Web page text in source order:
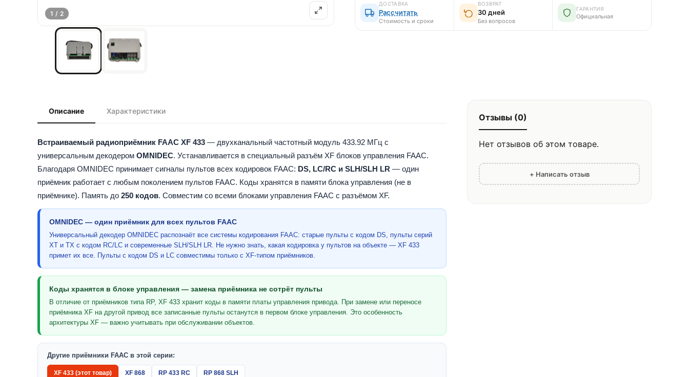
1 / 2
ДОСТАВКА
Рассчитать
Стоимость и сроки
ВОЗВРАТ
30 дней
Без вопросов
ГАРАНТИЯ
Официальная
Описание Характеристики
Встраиваемый радиоприёмник FAAC XF 433 — двухканальный частотный модуль 433.92 МГц с
универсальным декодером OMNIDEC. Устанавливается в специальный разъём XF блоков управления FAAC.
Благодаря OMNIDEC принимает сигналы пультов всех кодировок FAAC: DS, LC/RC и SLH/SLH LR — один
приёмник работает с любым поколением пультов FAAC. Коды хранятся в памяти блока управления (не в
приёмнике). Память до 250 кодов. Совместим со всеми блоками управления FAAC с разъёмом XF.
OMNIDEC — один приёмник для всех пультов FAAC
Универсальный декодер OMNIDEC распознаёт все системы кодирования FAAC: старые пульты с кодом DS, пульты серий
XT и TX с кодом RC/LC и современные SLH/SLH LR. Не нужно знать, какая кодировка у пультов на объекте — XF 433
примет их все. Пульты с кодом DS и LC совместимы только с XF-типом приёмников.
Коды хранятся в блоке управления — замена приёмника не сотрёт пульты
В отличие от приёмников типа RP, XF 433 хранит коды в памяти платы управления привода. При замене или переносе
приёмника XF на другой привод все записанные пульты останутся в первом блоке управления. Это особенность
архитектуры XF — важно учитывать при обслуживании объектов.
Другие приёмники FAAC в этой серии:
XF 433 (этот товар) XF 868 RP 433 RC RP 868 SLH
Отзывы (0)
Нет отзывов об этом товаре.
+ Написать отзыв